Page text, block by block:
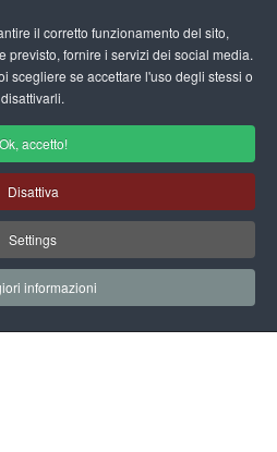
il corretto funzionamento del sito,
previsto, fornire i servizi dei social media.
scegliere se accettare l'uso degli stessi o
disattivarli.
Ok, accetto!
Disattiva
Settings
informazioni
fas
Utente
Area Utente